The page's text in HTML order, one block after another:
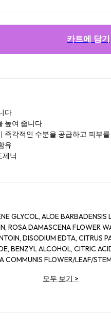
카트에 담기
다
높여 줍니다
즉각적인 수분을 공급하고 피부
유
제닉
GLYCOL, ALOE BARBADENSIS
ROSA DAMASCENA FLOWER
DISODIUM EDTA, CITRUS
BENZYL ALCOHOL, CITRIC
COMMUNIS FLOWER/LEAF/
모두 보기 >